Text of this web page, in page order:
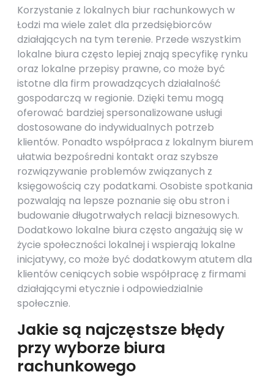
Korzystanie z lokalnych biur rachunkowych w
Łodzi ma wiele zalet dla przedsiębiorców
działających na tym terenie. Przede wszystkim
lokalne biura często lepiej znają specyfikę rynku
oraz lokalne przepisy prawne, co może być
istotne dla firm prowadzących działalność
gospodarczą w regionie. Dzięki temu mogą
oferować bardziej spersonalizowane usługi
dostosowane do indywidualnych potrzeb
klientów. Ponadto współpraca z lokalnym biurem
ułatwia bezpośredni kontakt oraz szybsze
rozwiązywanie problemów związanych z
księgowością czy podatkami. Osobiste spotkania
pozwalają na lepsze poznanie się obu stron i
budowanie długotrwałych relacji biznesowych.
Dodatkowo lokalne biura często angażują się w
życie społeczności lokalnej i wspierają lokalne
inicjatywy, co może być dodatkowym atutem dla
klientów ceniących sobie współpracę z firmami
działającymi etycznie i odpowiedzialnie
społecznie.
Jakie są najczęstsze błędy
przy wyborze biura
rachunkowego